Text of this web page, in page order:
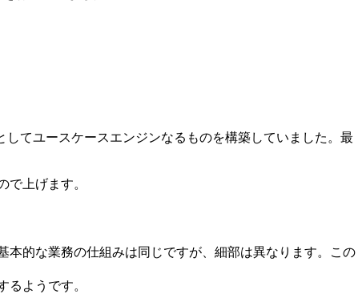
てユースケースエンジンなるものを構築していました。最
上げます。
本的な業務の仕組みは同じですが、細部は異なります。この
ようです。